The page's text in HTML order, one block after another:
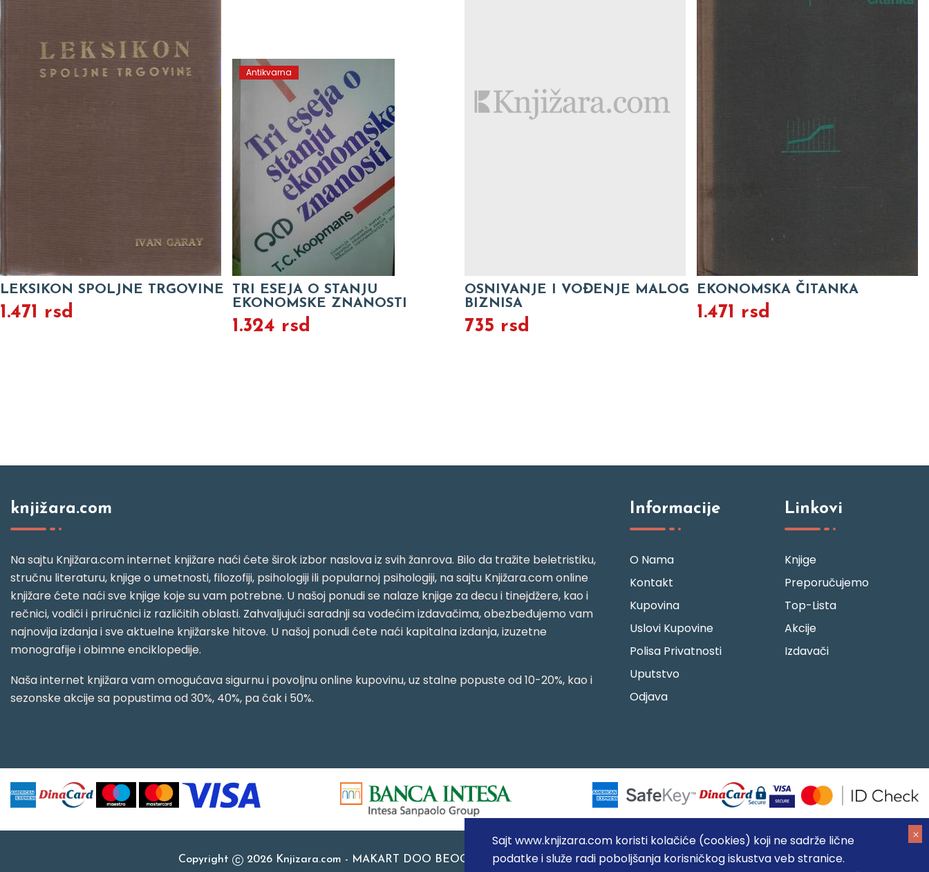
Sajt www.knjizara.com koristi kolačiće (cookies) koji ne sadrže lične
podatke i služe radi poboljšanja korisničkog iskustva veb stranice.
LEKSIKON SPOLJNE TRGOVINE
1.471 rsd
Antikvarna
TRI ESEJA O STANJU
EKONOMSKE ZNANOSTI
1.324 rsd
OSNIVANJE I VOĐENJE MALOG
BIZNISA
735 rsd
EKONOMSKA ČITANKA
1.471 rsd
knjižara.com
Na sajtu Knjižara.com internet knjižare naći ćete širok izbor naslova iz svih žanrova. Bilo da tražite beletristiku,
stručnu literaturu, knjige o umetnosti, filozofiji, psihologiji ili popularnoj psihologiji, na sajtu Knjižara.com online
knjižare ćete naći sve knjige koje su vam potrebne. U našoj ponudi se nalaze knjige za decu i tinejdžere, kao i
rečnici, vodiči i priručnici iz različitih oblasti. Zahvaljujući saradnji sa vodećim izdavačima, obezbeđujemo vam
najnovija izdanja i sve aktuelne knjižarske hitove. U našoj ponudi ćete naći kapitalna izdanja, izuzetne
monografije i obimne enciklopedije.
Naša internet knjižara vam omogućava sigurnu i povoljnu online kupovinu, uz stalne popuste od 10-20%, kao i
sezonske akcije sa popustima od 30%, 40%, pa čak i 50%.
Informacije
O Nama
Kontakt
Kupovina
Uslovi Kupovine
Polisa Privatnosti
Uputstvo
Odjava
Linkovi
Knjige
Preporučujemo
Top-Lista
Akcije
Izdavači
Copyright 2026 Knjizara.com - MAKART DOO BEOGRAD (NOVI BEOGRAD), PIB: 105184104, MB: 20337524